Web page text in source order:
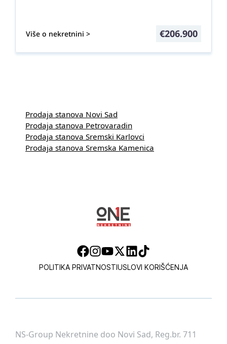
Više o nekretnini > €206.900
Prodaja stanova Novi Sad
Prodaja stanova Petrovaradin
Prodaja stanova Sremski Karlovci
Prodaja stanova Sremska Kamenica
POLITIKA PRIVATNOSTIUSLOVI KORIŠĆENJA
NS-Group Nekretnine doo Novi Sad, Reg.br. 711